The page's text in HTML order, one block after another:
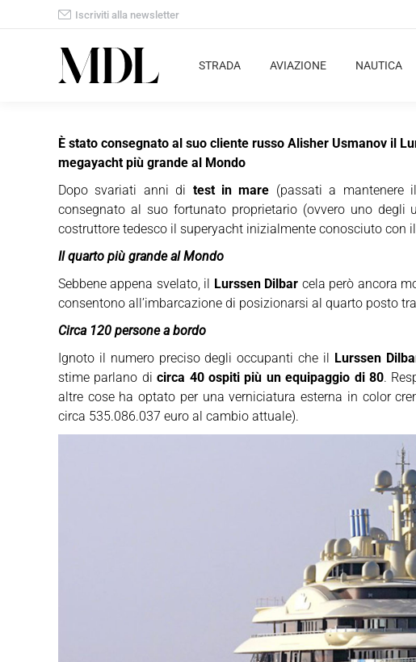
Iscriviti alla newsletter
STRADA AVIAZIONE NAUTICA
È stato consegnato al suo cliente russo Alisher Usmanov il
megayacht più grande al Mondo
Dopo svariati anni di test in mare (passati a mantenere
consegnato al suo fortunato proprietario (ovvero uno
costruttore tedesco il superyacht inizialmente conosciuto con
Il quarto più grande al Mondo
Sebbene appena svelato, il Lurssen Dilbar cela però ancora
consentono all’imbarcazione di posizionarsi al quarto posto
Circa 120 persone a bordo
Ignoto il numero preciso degli occupanti che il Lurssen
stime parlano dicirca 40 ospiti più un equipaggio di 80.
altre cose ha optato per una verniciatura esterna in color
circa 535.086.037 euro al cambio attuale).